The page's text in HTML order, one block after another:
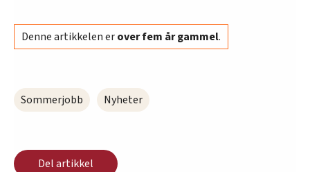
Denne artikkelen erover fem år gammel.
Sommerjobb Nyheter
Del artikkel